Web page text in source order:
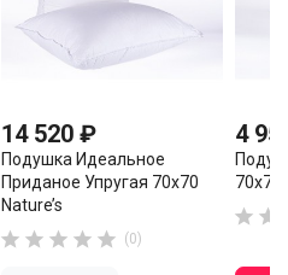
14 520 ₽
Подушка Идеальное
Приданое Упругая 70x70
Nature’s
     (0)
4
70x70
 